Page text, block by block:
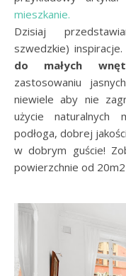
mieszkanie.
Dzisiaj
szwedzkie) inspiracje.
do małych
zastosowaniu
niewiele aby nie
użycie naturalnych
podłoga, dobrej
w dobrym guście!
powierzchnie od